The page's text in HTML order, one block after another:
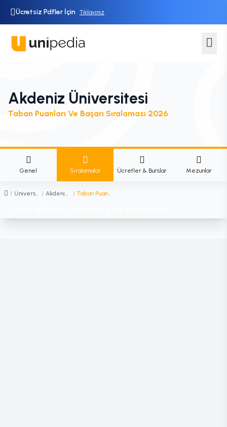
Ücretsiz Pdfler İçin Tıklayınız
Akdeniz Üniversitesi
Taban Puanları Ve Başarı Sıralaması 2026
Genel Sıralamalar Ücretler & Burslar Mezunlar
/ Üniversiteler / Akdeniz Üniversitesi / Taban Puanları ve Başarı Sıralaması